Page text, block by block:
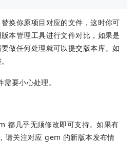
换你原项目对应的文件，这时你可
本管理工具进行文件对比，如果是
做任何处理就可以提交版本库。如
要小心处理。
都几乎无须修改即可支持。如果有
请关注对应 gem 的新版本发布情